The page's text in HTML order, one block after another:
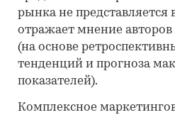
рынка не
отражает мнение
(на основе
тенденций и прогноза
показателей).
Комплексное